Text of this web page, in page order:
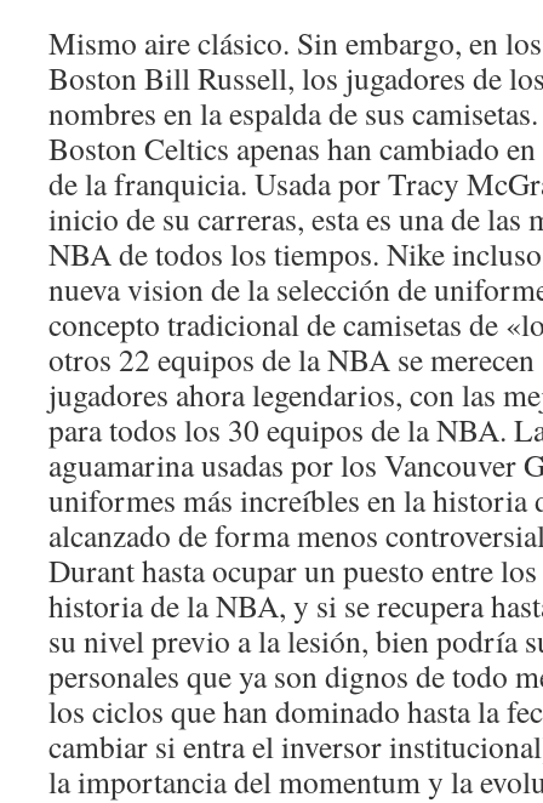
Mismo aire clásico. Sin embargo, en
Boston Bill Russell, los jugadores de
nombres en la espalda de sus
Boston Celtics apenas han cambiado
de la franquicia. Usada por Tracy
inicio de su carreras, esta es una de las
NBA de todos los tiempos. Nike
nueva vision de la selección de
concepto tradicional de camisetas de
otros 22 equipos de la NBA se
jugadores ahora legendarios, con las
para todos los 30 equipos de la NBA.
aguamarina usadas por los Vancouver
uniformes más increíbles en la
alcanzado de forma menos
Durant hasta ocupar un puesto entre
historia de la NBA, y si se recupera
su nivel previo a la lesión, bien podría
personales que ya son dignos de todo
los ciclos que han dominado hasta la
cambiar si entra el inversor
la importancia del momentum y la